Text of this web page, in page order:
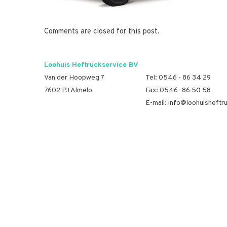
Comments are closed for this post.
Loohuis Heftruckservice BV
Van der Hoopweg 7
7602 PJ Almelo
Tel: 0546 - 86 34 29
Fax: 0546 -86 50 58
E-mail: